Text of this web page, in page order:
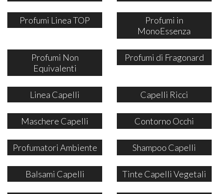
Profumi Linea TOP
Profumi in
MonoEssenza
Profumi Non
Equivalenti
Profumi di Fragonard
Linea Capelli Capelli Ricci
Maschere Capelli Contorno Occhi
Profumatori Ambiente Shampoo Capelli
Balsami Capelli Tinte Capelli Vegetali